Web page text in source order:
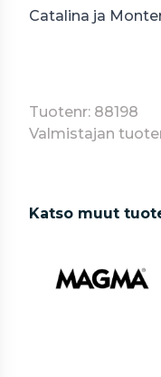
Catalina ja
Tuotenr: 88198
Valmistajan
Katso muut